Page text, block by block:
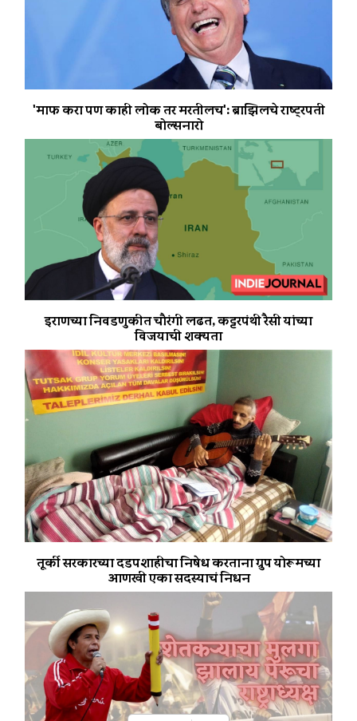
'माफ करा पण काही लोक तर मरतीलच': ब्राझिलचे राष्ट्रपती
बोल्सनारो
इराणच्या निवडणुकीत चौरंगी लढत, कट्टरपंथी रैसी यांच्या
विजयाची शक्यता
तूर्की सरकारच्या दडपशाहीचा निषेध करताना ग्रुप योरूमच्या
आणखी एका सदस्याचं निधन